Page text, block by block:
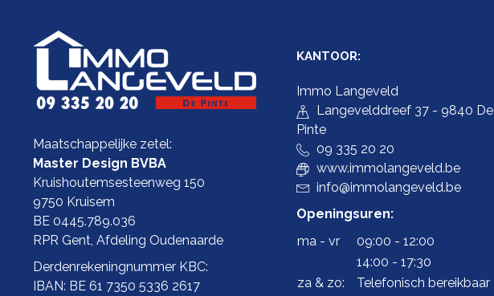
Maatschappelijke zetel:
Master Design BVBA
Kruishoutemsesteenweg 150
9750 Kruisem
BE 0445.789.036
RPR Gent, Afdeling Oudenaarde
Derdenrekeningnummer KBC:
IBAN: BE 61 7350 5336 2617
KANTOOR:
Immo Langeveld
Langevelddreef 37 - 9840 De
Pinte
09 335 20 20
www.immolangeveld.be
info@immolangeveld.be
Openingsuren:
ma - vr
09:00 - 12:00
14:00 - 17:30
za & zo:
Telefonisch bereikbaar